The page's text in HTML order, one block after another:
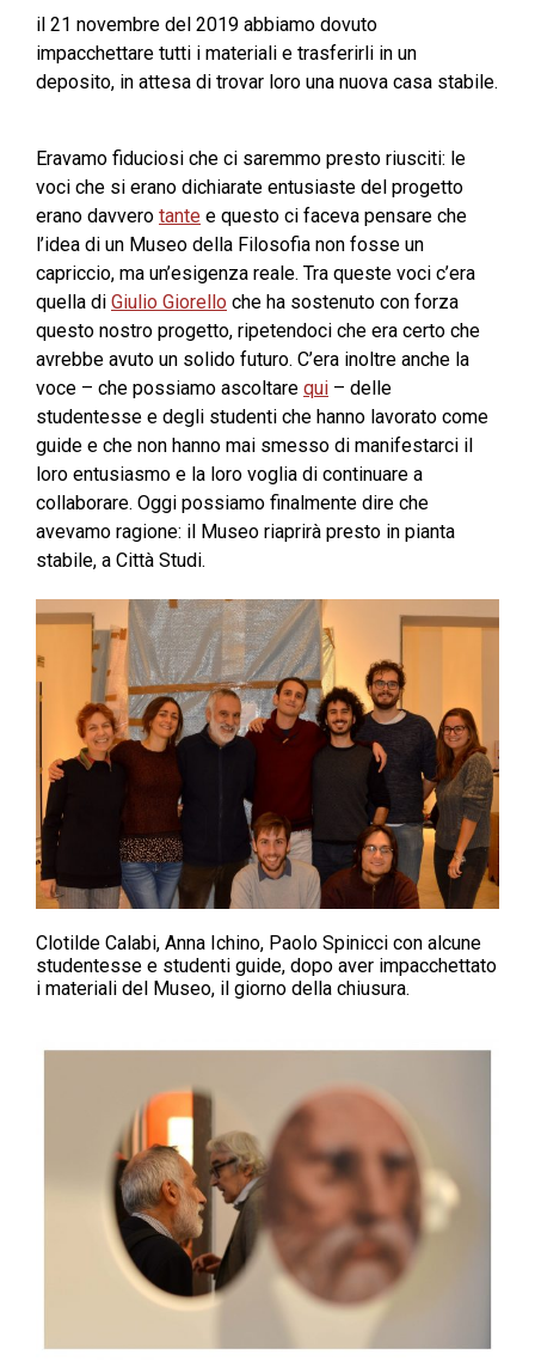
il 21 novembre del 2019 abbiamo dovuto
impacchettare tutti i materiali e trasferirli in un
deposito, in attesa di trovar loro una nuova casa stabile.
Eravamo fiduciosi che ci saremmo presto riusciti: le
voci che si erano dichiarate entusiaste del progetto
erano davvero tante e questo ci faceva pensare che
l’idea di un Museo della Filosofia non fosse un
capriccio, ma un’esigenza reale. Tra queste voci c’era
quella di Giulio Giorello che ha sostenuto con forza
questo nostro progetto, ripetendoci che era certo che
avrebbe avuto un solido futuro. C’era inoltre anche la
voce – che possiamo ascoltare qui – delle
studentesse e degli studenti che hanno lavorato come
guide e che non hanno mai smesso di manifestarci il
loro entusiasmo e la loro voglia di continuare a
collaborare. Oggi possiamo finalmente dire che
avevamo ragione: il Museo riaprirà presto in pianta
stabile, a Città Studi.
Clotilde Calabi, Anna Ichino, Paolo Spinicci con alcune
studentesse e studenti guide, dopo aver impacchettato
i materiali del Museo, il giorno della chiusura.